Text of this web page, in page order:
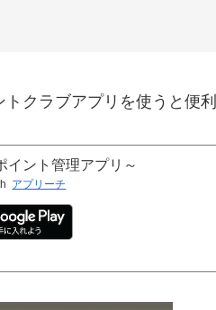
クラブアプリを使うと便利
イント管理アプリ～
アプリーチ